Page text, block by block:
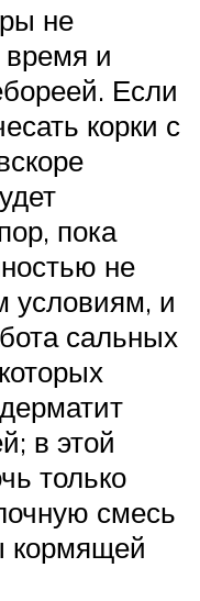
не
время и
Если
корки с
пока
не
условиям, и
сальных
в этой
только
смесь
кормящей